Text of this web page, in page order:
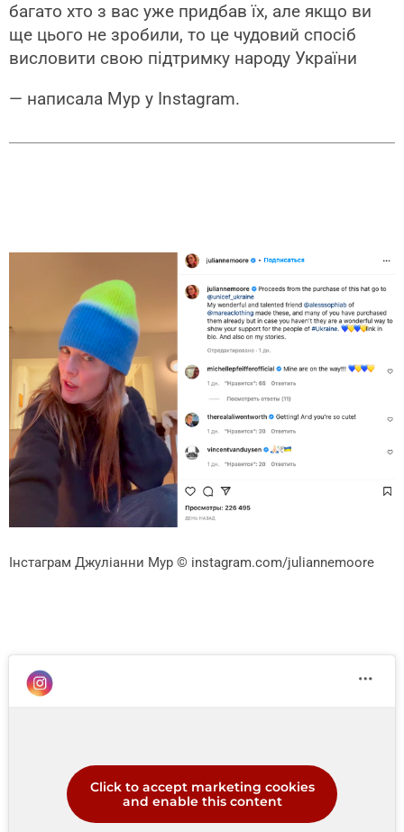
багато хто з вас уже придбав їх, але якщо ви
ще цього не зробили, то це чудовий спосіб
висловити свою підтримку народу України
— написала Мур у Instagram.
Інстаграм Джуліанни Мур © instagram.com/juliannemoore
Click to accept marketing cookies
and enable this content